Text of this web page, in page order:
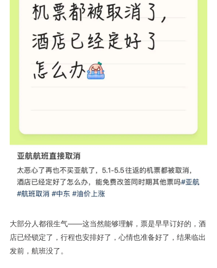
大部分人都很生气——这当然能够理解，票是早早订好的，酒
店已经锁定了，行程也安排好了，心情也准备好了，结果临出
发前，航班没了。